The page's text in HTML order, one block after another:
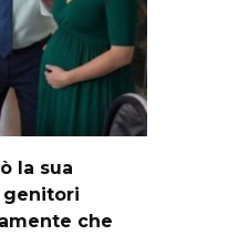
la sua
genitori
che